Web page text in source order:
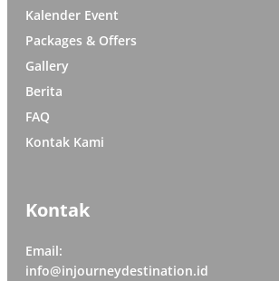
Kalender Event
Packages & Offers
Gallery
Berita
FAQ
Kontak Kami
Kontak
Email:
info@injourneydestination.id